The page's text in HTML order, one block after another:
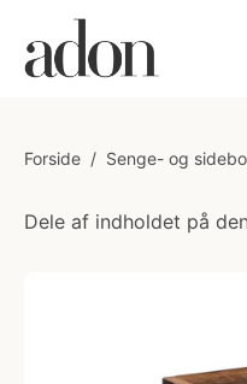
Forside / Senge- og
Dele af indholdet på